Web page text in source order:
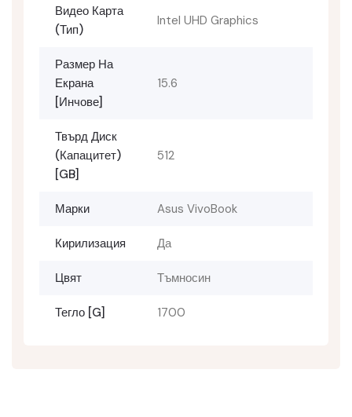
Видео Карта
(тип)
Intel UHD Graphics
Размер На
Екрана
[инчове]
15.6
Твърд Диск
(капацитет)
[GB]
512
Марки Asus VivoBook
Кирилизация Да
Цвят Тъмносин
Тегло [g] 1700